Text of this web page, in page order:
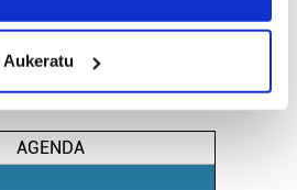
by actively scanning it for
(fingerprinting)
in thedetails section
Aukeratu
AGENDA